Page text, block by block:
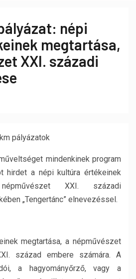
népi
megtartása,
XXI. századi
mindenkinek program
hirdet a népi kultúra értékeinek
XXI. századi
„Tengertánc” elnevezéssel.
megtartása, a népművészet
század embere számára. A
a hagyományőrző, vagy a